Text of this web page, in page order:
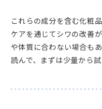
これらの成分を含む化粧
ケアを通じてシワの改善
や体質に合わない場合も
読んで、まずは少量から試